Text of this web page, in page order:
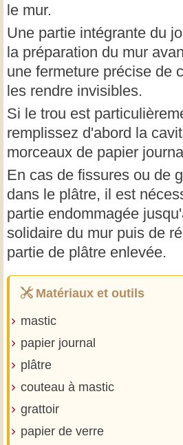
le mur.
Une partie intégrante du
la préparation du mur
une fermeture précise de
les rendre invisibles.
Si le trou est
remplissez d'abord la
morceaux de papier
En cas de fissures ou de
dans le plâtre, il est
partie endommagée
solidaire du mur puis de
partie de plâtre enlevée.
Matériaux et outils
mastic
papier journal
plâtre
couteau à mastic
grattoir
papier de verre